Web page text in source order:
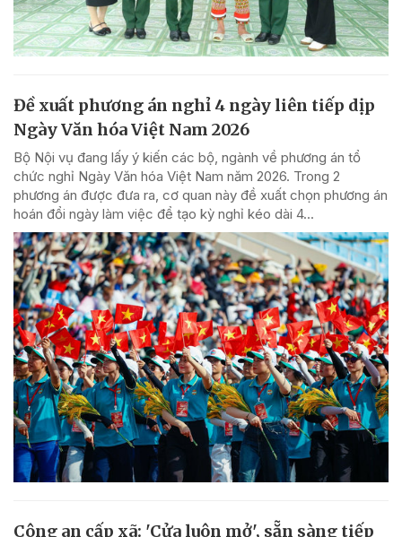
Đề xuất phương án nghỉ 4 ngày liên tiếp dịp
Ngày Văn hóa Việt Nam 2026
Bộ Nội vụ đang lấy ý kiến các bộ, ngành về phương án tổ
chức nghỉ Ngày Văn hóa Việt Nam năm 2026. Trong 2
phương án được đưa ra, cơ quan này đề xuất chọn phương án
hoán đổi ngày làm việc để tạo kỳ nghỉ kéo dài 4...
Công an cấp xã: 'Cửa luôn mở', sẵn sàng tiếp